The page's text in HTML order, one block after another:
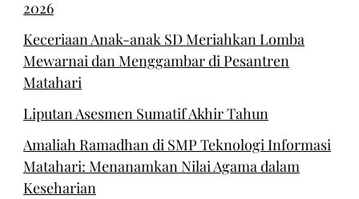
2026
Keceriaan Anak-anak SD Meriahkan Lomba
Mewarnai dan Menggambar di Pesantren
Matahari
Liputan Asesmen Sumatif Akhir Tahun
Amaliah Ramadhan di SMP Teknologi Informasi
Matahari: Menanamkan Nilai Agama dalam
Keseharian